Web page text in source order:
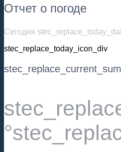
Отчет о погоде
Сегодня
stec_replace_today_icon_div